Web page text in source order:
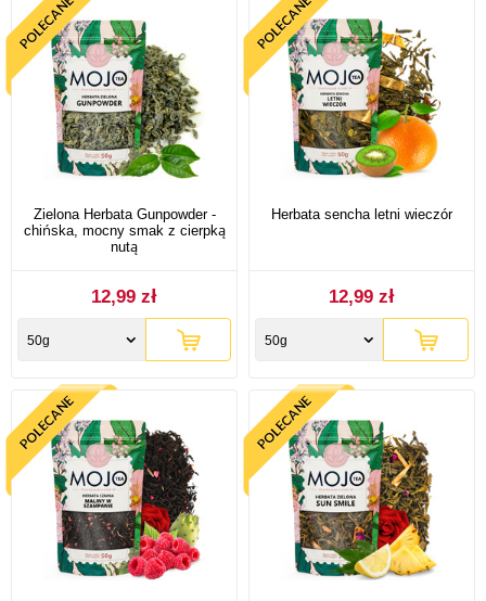
Zielona Herbata Gunpowder -
chińska, mocny smak z cierpką
nutą
12,99 zł
50g
Herbata sencha letni wieczór
12,99 zł
50g